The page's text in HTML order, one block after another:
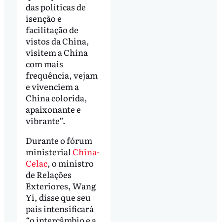
das políticas de
isenção e
facilitação de
vistos da China,
visitem a China
com mais
frequência, vejam
e vivenciem a
China colorida,
apaixonante e
vibrante”.
Durante o fórum
ministerial China-
Celac, o ministro
de Relações
Exteriores, Wang
Yi, disse que seu
país intensificará